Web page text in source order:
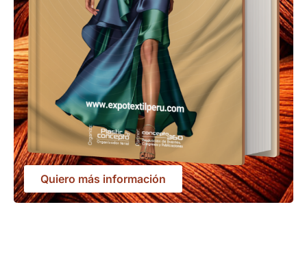
Quiero más información